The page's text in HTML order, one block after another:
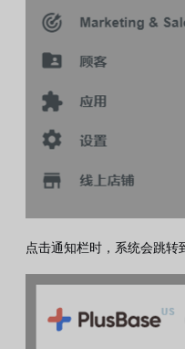
点击通知栏时，系统会跳转